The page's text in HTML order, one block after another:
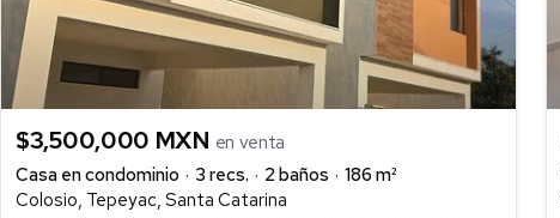
$3,500,000 MXN en venta
Casa en condominio
3 recs. 2 baños
186 m²
Colosio, Tepeyac, Santa Catarina